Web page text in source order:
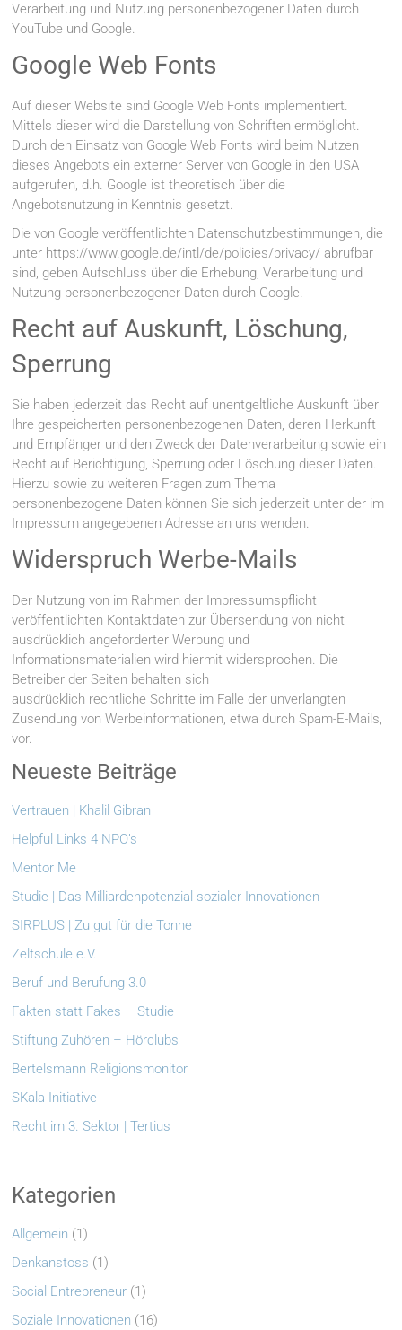
Verarbeitung und Nutzung personenbezogener Daten durch
YouTube und Google.
Google Web Fonts
Auf dieser Website sind Google Web Fonts implementiert.
Mittels dieser wird die Darstellung von Schriften ermöglicht.
Durch den Einsatz von Google Web Fonts wird beim Nutzen
dieses Angebots ein externer Server von Google in den USA
aufgerufen, d.h. Google ist theoretisch über die
Angebotsnutzung in Kenntnis gesetzt.
Die von Google veröffentlichten Datenschutzbestimmungen, die
unter https://www.google.de/intl/de/policies/privacy/ abrufbar
sind, geben Aufschluss über die Erhebung, Verarbeitung und
Nutzung personenbezogener Daten durch Google.
Recht auf Auskunft, Löschung,
Sperrung
Sie haben jederzeit das Recht auf unentgeltliche Auskunft über
Ihre gespeicherten personenbezogenen Daten, deren Herkunft
und Empfänger und den Zweck der Datenverarbeitung sowie ein
Recht auf Berichtigung, Sperrung oder Löschung dieser Daten.
Hierzu sowie zu weiteren Fragen zum Thema
personenbezogene Daten können Sie sich jederzeit unter der im
Impressum angegebenen Adresse an uns wenden.
Widerspruch Werbe-Mails
Der Nutzung von im Rahmen der Impressumspflicht
veröffentlichten Kontaktdaten zur Übersendung von nicht
ausdrücklich angeforderter Werbung und
Informationsmaterialien wird hiermit widersprochen. Die
Betreiber der Seiten behalten sich
ausdrücklich rechtliche Schritte im Falle der unverlangten
Zusendung von Werbeinformationen, etwa durch Spam-E-Mails,
vor.
Neueste Beiträge
Vertrauen | Khalil Gibran
Helpful Links 4 NPO’s
Mentor Me
Studie | Das Milliardenpotenzial sozialer Innovationen
SIRPLUS | Zu gut für die Tonne
Zeltschule e.V.
Beruf und Berufung 3.0
Fakten statt Fakes – Studie
Stiftung Zuhören – Hörclubs
Bertelsmann Religionsmonitor
SKala-Initiative
Recht im 3. Sektor | Tertius
Kategorien
Allgemein (1)
Denkanstoss (1)
Social Entrepreneur (1)
Soziale Innovationen (16)